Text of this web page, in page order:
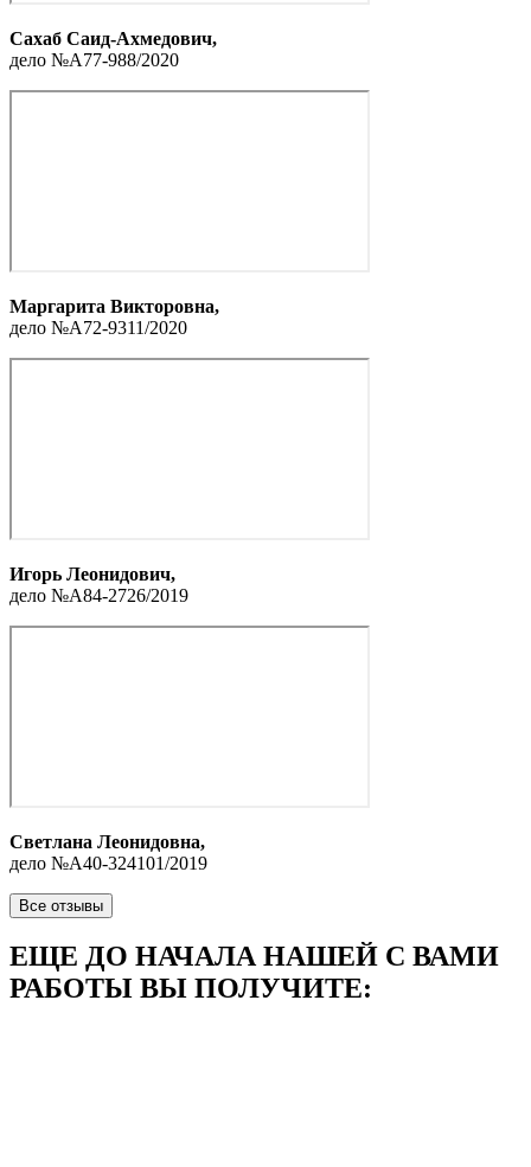
Сахаб Саид-Ахмедович,
дело №А77-988/2020
Маргарита Викторовна,
дело №А72-9311/2020
Игорь Леонидович,
дело №А84-2726/2019
Светлана Леонидовна,
дело №А40-324101/2019
Все отзывы
ЕЩЕ ДО НАЧАЛА НАШЕЙ С ВАМИ
РАБОТЫ ВЫ ПОЛУЧИТЕ: